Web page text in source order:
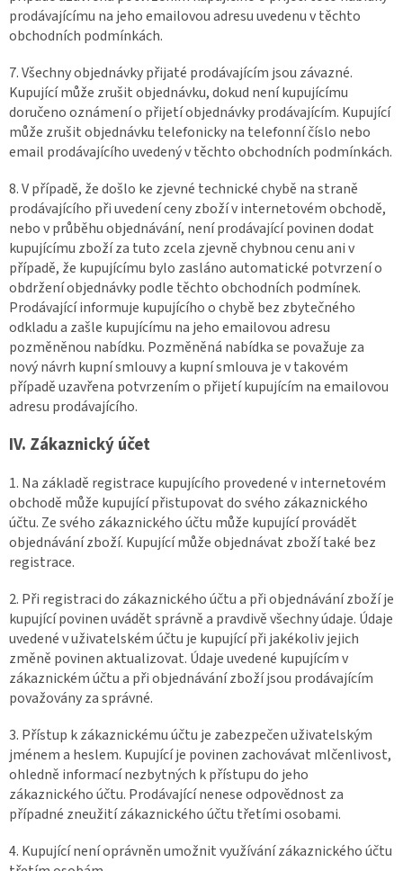
prodávajícímu na jeho emailovou adresu uvedenu v těchto
obchodních podmínkách.
7. Všechny objednávky přijaté prodávajícím jsou závazné.
Kupující může zrušit objednávku, dokud není kupujícímu
doručeno oznámení o přijetí objednávky prodávajícím. Kupující
může zrušit objednávku telefonicky na telefonní číslo nebo
email prodávajícího uvedený v těchto obchodních podmínkách.
8. V případě, že došlo ke zjevné technické chybě na straně
prodávajícího při uvedení ceny zboží v internetovém obchodě,
nebo v průběhu objednávání, není prodávající povinen dodat
kupujícímu zboží za tuto zcela zjevně chybnou cenu ani v
případě, že kupujícímu bylo zasláno automatické potvrzení o
obdržení objednávky podle těchto obchodních podmínek.
Prodávající informuje kupujícího o chybě bez zbytečného
odkladu a zašle kupujícímu na jeho emailovou adresu
pozměněnou nabídku. Pozměněná nabídka se považuje za
nový návrh kupní smlouvy a kupní smlouva je v takovém
případě uzavřena potvrzením o přijetí kupujícím na emailovou
adresu prodávajícího.
IV. Zákaznický účet
1. Na základě registrace kupujícího provedené v internetovém
obchodě může kupující přistupovat do svého zákaznického
účtu. Ze svého zákaznického účtu může kupující provádět
objednávání zboží. Kupující může objednávat zboží také bez
registrace.
2. Při registraci do zákaznického účtu a při objednávání zboží je
kupující povinen uvádět správně a pravdivě všechny údaje. Údaje
uvedené v uživatelském účtu je kupující při jakékoliv jejich
změně povinen aktualizovat. Údaje uvedené kupujícím v
zákaznickém účtu a při objednávání zboží jsou prodávajícím
považovány za správné.
3. Přístup k zákaznickému účtu je zabezpečen uživatelským
jménem a heslem. Kupující je povinen zachovávat mlčenlivost,
ohledně informací nezbytných k přístupu do jeho
zákaznického účtu. Prodávající nenese odpovědnost za
případné zneužití zákaznického účtu třetími osobami.
4. Kupující není oprávněn umožnit využívání zákaznického účtu